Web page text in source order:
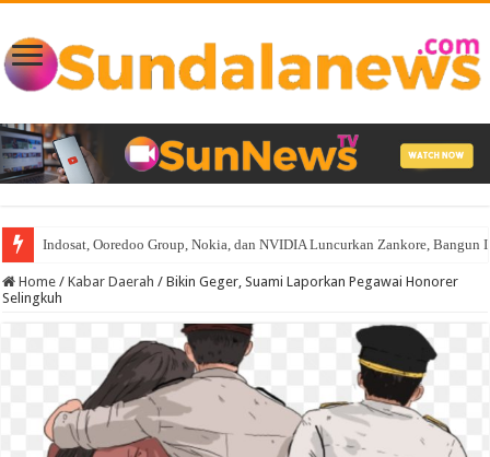
Indosat, Ooredoo Group, Nokia, dan NVIDIA Luncurkan Zankore, Bangun
Home / Kabar Daerah / Bikin Geger, Suami Laporkan Pegawai Honorer
Selingkuh